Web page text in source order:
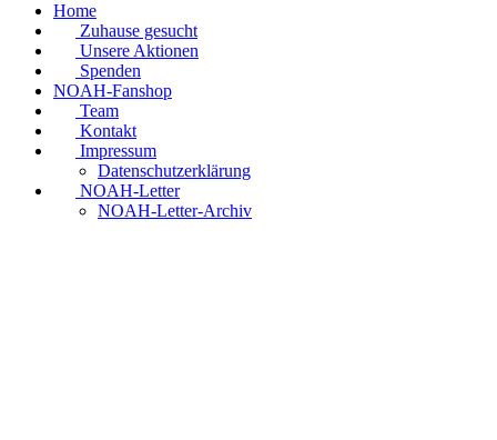
Home
Zuhause gesucht
Unsere Aktionen
Spenden
NOAH-Fanshop
Team
Kontakt
Impressum
Datenschutzerklärung
NOAH-Letter
NOAH-Letter-Archiv